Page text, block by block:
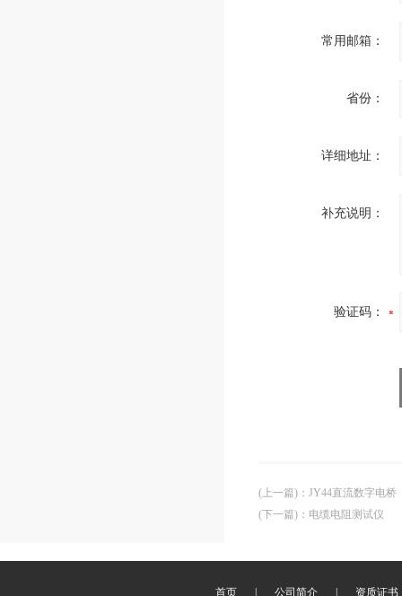
常用邮箱：
省份：
详细地址：
补充说明：
验证码：
(上一篇) ： JY44直流数字电桥
(下一篇) ： 电缆电阻测试仪
首页 公司简介 资质证书